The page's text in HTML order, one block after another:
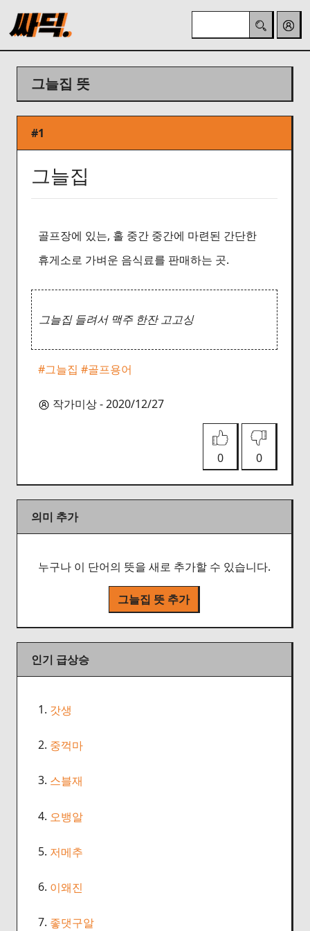
그늘집 뜻
#1
그늘집
골프장에 있는, 홀 중간 중간에 마련된 간단한
휴게소로 가벼운 음식료를 판매하는 곳.
그늘집 들려서 맥주 한잔 고고싱
#그늘집 #골프용어
작가미상 - 2020/12/27
0 0
의미 추가
누구나 이 단어의 뜻을 새로 추가할 수 있습니다.
그늘집 뜻 추가
인기 급상승
1. 갓생
2. 중꺽마
3. 스블재
4. 오뱅알
5. 저메추
6. 이왜진
7. 좋댓구알